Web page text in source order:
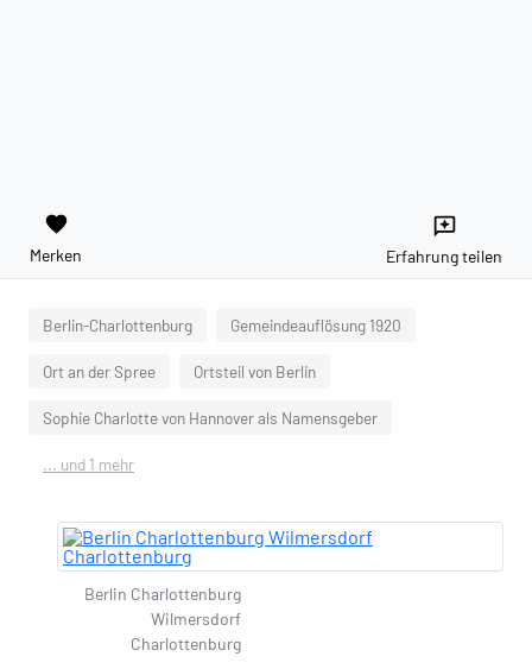
favorite
Merken
reviews
Erfahrung teilen
Berlin-Charlottenburg Gemeindeauflösung 1920
Ort an der Spree Ortsteil von Berlin
Sophie Charlotte von Hannover als Namensgeber
... und 1 mehr
Berlin Charlottenburg
Wilmersdorf
Charlottenburg